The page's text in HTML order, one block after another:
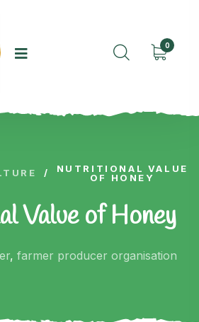
0
/
NUTRITIONAL VALUE
OF HONEY
Value of Honey
, farmer producer organisation